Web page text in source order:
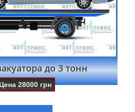
до 3 тонн
Цена28000 грн